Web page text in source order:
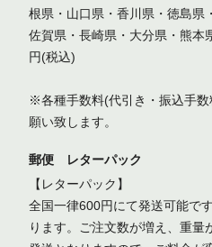
根県・山口県・香川県・徳島県
佐賀県・長崎県・大分県・熊本
円(税込)
※各種手数料(代引き・振込手
願い致します。
郵便 レターパック
【レターパック】
全国一律600円にて発送可能で
ります。ご注文数が増え、重量